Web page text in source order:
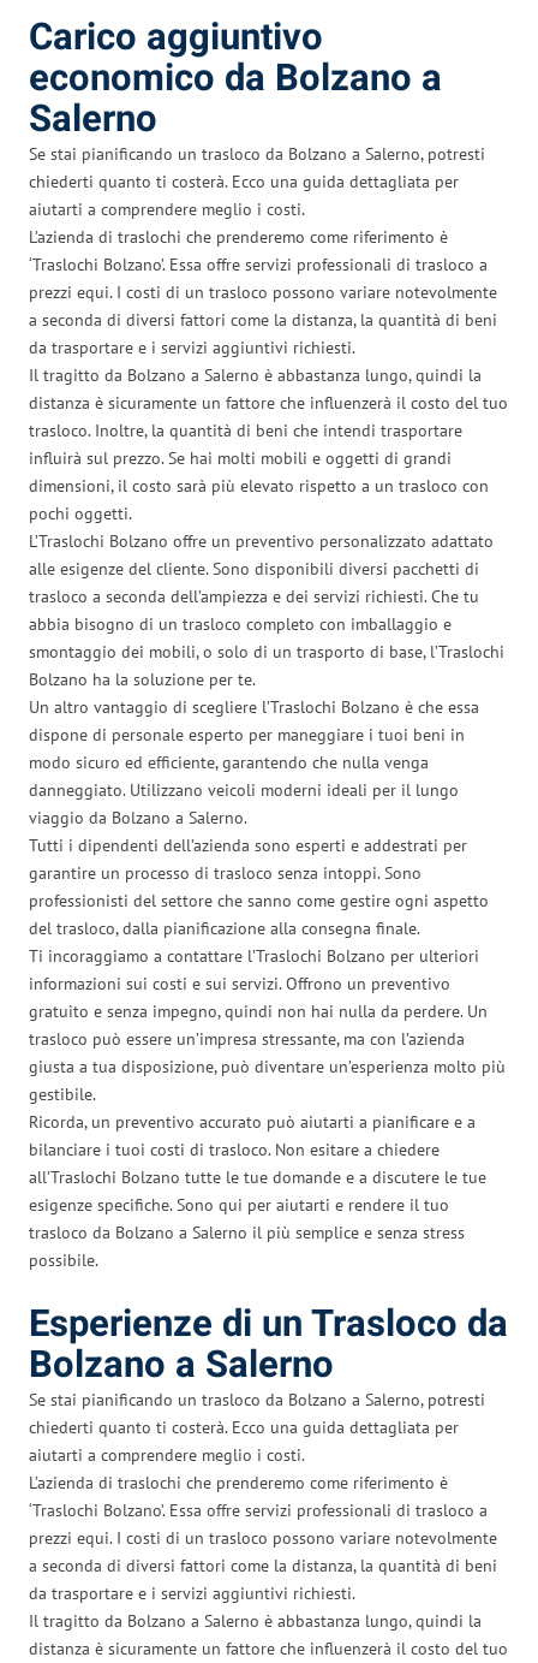
Carico aggiuntivo
economico da Bolzano a
Salerno
Se stai pianificando un trasloco da Bolzano a Salerno, potresti
chiederti quanto ti costerà. Ecco una guida dettagliata per
aiutarti a comprendere meglio i costi.
L’azienda di traslochi che prenderemo come riferimento è
‘Traslochi Bolzano’. Essa offre servizi professionali di trasloco a
prezzi equi. I costi di un trasloco possono variare notevolmente
a seconda di diversi fattori come la distanza, la quantità di beni
da trasportare e i servizi aggiuntivi richiesti.
Il tragitto da Bolzano a Salerno è abbastanza lungo, quindi la
distanza è sicuramente un fattore che influenzerà il costo del tuo
trasloco. Inoltre, la quantità di beni che intendi trasportare
influirà sul prezzo. Se hai molti mobili e oggetti di grandi
dimensioni, il costo sarà più elevato rispetto a un trasloco con
pochi oggetti.
L’Traslochi Bolzano offre un preventivo personalizzato adattato
alle esigenze del cliente. Sono disponibili diversi pacchetti di
trasloco a seconda dell’ampiezza e dei servizi richiesti. Che tu
abbia bisogno di un trasloco completo con imballaggio e
smontaggio dei mobili, o solo di un trasporto di base, l’Traslochi
Bolzano ha la soluzione per te.
Un altro vantaggio di scegliere l’Traslochi Bolzano è che essa
dispone di personale esperto per maneggiare i tuoi beni in
modo sicuro ed efficiente, garantendo che nulla venga
danneggiato. Utilizzano veicoli moderni ideali per il lungo
viaggio da Bolzano a Salerno.
Tutti i dipendenti dell’azienda sono esperti e addestrati per
garantire un processo di trasloco senza intoppi. Sono
professionisti del settore che sanno come gestire ogni aspetto
del trasloco, dalla pianificazione alla consegna finale.
Ti incoraggiamo a contattare l’Traslochi Bolzano per ulteriori
informazioni sui costi e sui servizi. Offrono un preventivo
gratuito e senza impegno, quindi non hai nulla da perdere. Un
trasloco può essere un’impresa stressante, ma con l’azienda
giusta a tua disposizione, può diventare un’esperienza molto più
gestibile.
Ricorda, un preventivo accurato può aiutarti a pianificare e a
bilanciare i tuoi costi di trasloco. Non esitare a chiedere
all’Traslochi Bolzano tutte le tue domande e a discutere le tue
esigenze specifiche. Sono qui per aiutarti e rendere il tuo
trasloco da Bolzano a Salerno il più semplice e senza stress
possibile.
Esperienze di un Trasloco da
Bolzano a Salerno
Se stai pianificando un trasloco da Bolzano a Salerno, potresti
chiederti quanto ti costerà. Ecco una guida dettagliata per
aiutarti a comprendere meglio i costi.
L’azienda di traslochi che prenderemo come riferimento è
‘Traslochi Bolzano’. Essa offre servizi professionali di trasloco a
prezzi equi. I costi di un trasloco possono variare notevolmente
a seconda di diversi fattori come la distanza, la quantità di beni
da trasportare e i servizi aggiuntivi richiesti.
Il tragitto da Bolzano a Salerno è abbastanza lungo, quindi la
distanza è sicuramente un fattore che influenzerà il costo del tuo